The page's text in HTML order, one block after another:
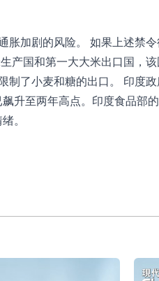
加剧的风险。 如果上述禁
产国和第一大大米出口国，
制了小麦和糖的出口。 印度
升至两年高点。印度食品部
。